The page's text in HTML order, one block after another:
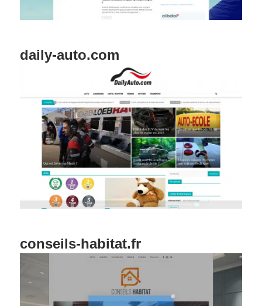
daily-auto.com
conseils-habitat.fr